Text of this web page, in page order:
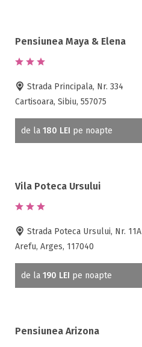
Terasa
Transport auto
Pensiunea Maya & Elena
Strada Principala, Nr. 334
Cartisoara, Sibiu, 557075
de la 180 LEI pe noapte
Vila Poteca Ursului
Strada Poteca Ursului, Nr. 11A
Arefu, Arges, 117040
de la 190 LEI pe noapte
Pensiunea Arizona